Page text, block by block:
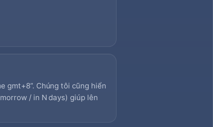
gmt+8”. Chúng tôi cũng hiển
/ in N days) giúp lên